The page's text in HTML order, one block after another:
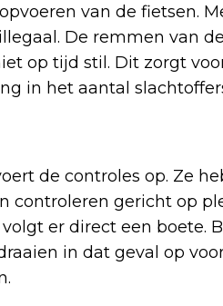
van de fietsen.
De remmen van
op tijd stil. Dit zorgt
in het aantal
de controles op. Ze
controleren gericht op
er direct een boete.
in dat geval op